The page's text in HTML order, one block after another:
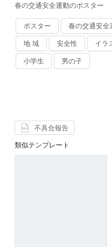
春の交通安全運動のポスター
ポスター 春の交通安全
地 域 安全性 イラ
小学生 男の子
不具合報告
類似テンプレート